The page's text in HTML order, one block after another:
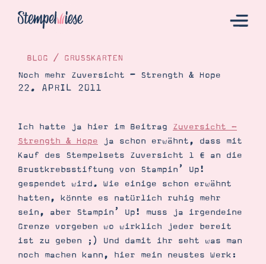
Katalog
Bestellen
Kontakt
BLOG / GRUSSKARTEN
Noch mehr Zuversicht – Strength & Hope
22. APRIL 2011
Ich hatte ja hier im Beitrag Zuversicht -
Strength & Hope ja schon erwähnt, dass mit
Kauf des Stempelsets Zuversicht 1 € an die
Brustkrebsstiftung von Stampin’ Up!
gespendet wird. Wie einige schon erwähnt
hatten, könnte es natürlich ruhig mehr
sein, aber Stampin’ Up! muss ja irgendeine
Grenze vorgeben wo wirklich jeder bereit
ist zu geben ;) Und damit ihr seht was man
noch machen kann, hier mein neustes Werk: